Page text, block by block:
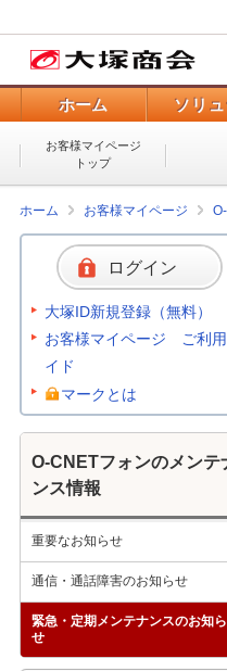
ホーム ソリ
お客様マイページ
トップ
ホーム お客様マイページ
ログイン
大塚ID新規登録（無料）
お客様マイページ ご利
イド
マークとは
O-CNETフォンのメンテ
ンス情報
重要なお知らせ
通信・通話障害のお知らせ
緊急・定期メンテナンスのお知ら
せ